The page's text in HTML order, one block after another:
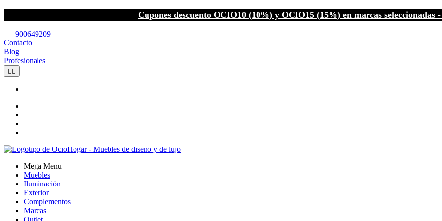
Cupones descuento OCIO10 (10%) y OCIO15 (15%) en marcas seleccionadas
900649209
Contacto
Blog
Profesionales
 
Mega Menu
Muebles
Iluminación
Exterior
Complementos
Marcas
Outlet